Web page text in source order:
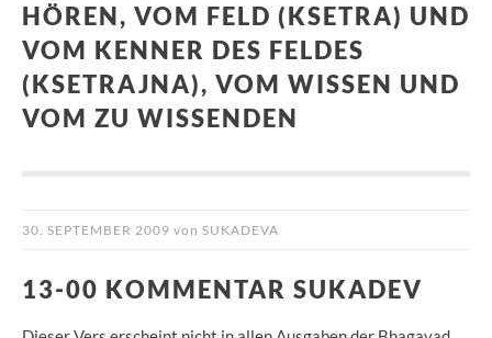
HÖREN, VOM FELD (KSETRA) UND
VOM KENNER DES FELDES
(KSETRAJNA), VOM WISSEN UND
VOM ZU WISSENDEN
30. SEPTEMBER 2009 von SUKADEVA
13-00 KOMMENTAR SUKADEV